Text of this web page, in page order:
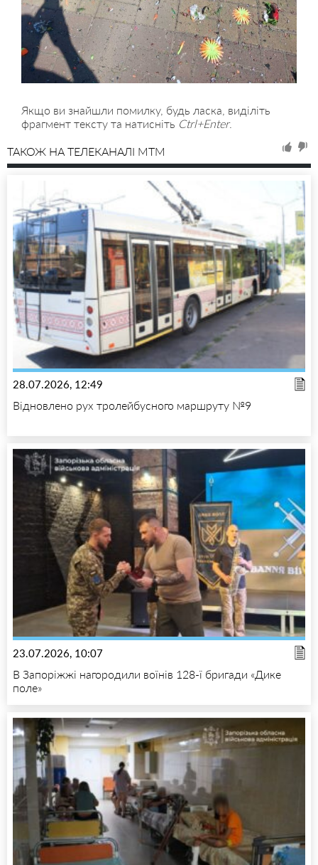
Якщо ви знайшли помилку, будь ласка, виділіть
фрагмент тексту та натисніть Ctrl+Enter.
ТАКОЖ НА ТЕЛЕКАНАЛІ MTM
28.07.2026, 12:49
Відновлено рух тролейбусного маршруту №9
23.07.2026, 10:07
В Запоріжжі нагородили воїнів 128-ї бригади «Дике
поле»